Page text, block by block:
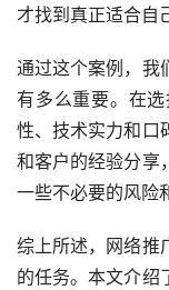
才找到真正适合自
通过这个案例，我
有多么重要。在
性、技术实力和口
和客户的经验分享
一些不必要的风险
综上所述，网络推
的任务。本文介绍